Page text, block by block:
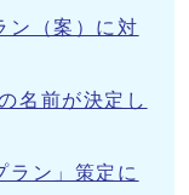
ン（案）に対
名前が決定し
ラン」策定に